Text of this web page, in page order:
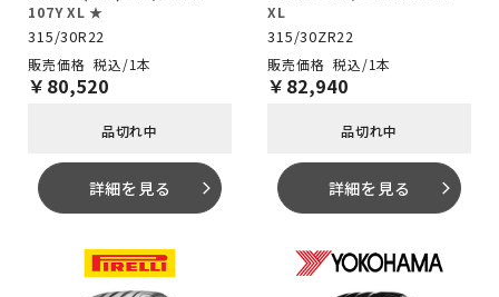
107Y XL ★
315/30R22
税込/1本
￥ 80,520
品切れ中
詳細を見る arrow_forward_ios
XL
315/30ZR22
税込/1本
￥ 82,940
品切れ中
詳細を見る arrow_forward_ios